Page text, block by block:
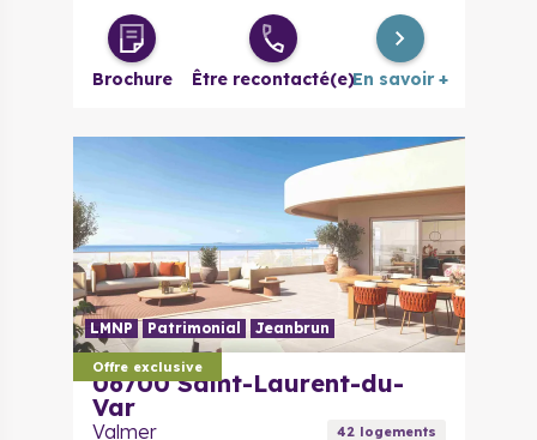
Brochure Être recontacté(e)En savoir +
Offre exclusive
LMNP Patrimonial Jeanbrun
06700 Saint-Laurent-du-
Var
Valmer 42logements